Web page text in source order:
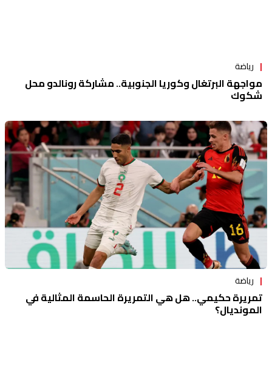
رياضة
مواجهة البرتغال وكوريا الجنوبية.. مشاركة رونالدو محل
شكوك
رياضة
تمريرة حكيمي.. هل هي التمريرة الحاسمة المثالية في
المونديال؟